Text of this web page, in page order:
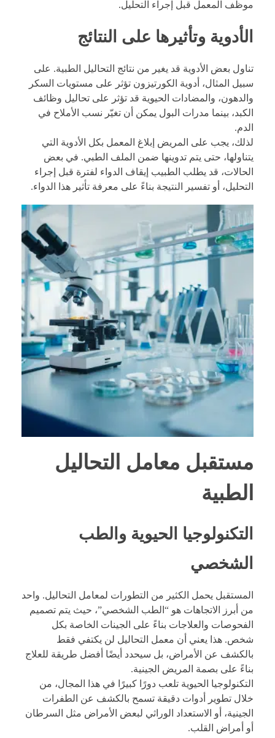
موظف المعمل قبل إجراء التحليل.
الأدوية وتأثيرها على النتائج
تناول بعض الأدوية قد يغير من نتائج التحاليل الطبية. على
سبيل المثال، أدوية الكورتيزون تؤثر على مستويات السكر
والدهون، والمضادات الحيوية قد تؤثر على تحاليل وظائف
الكبد، بينما مدرات البول يمكن أن تغيّر نسب الأملاح في
الدم.
لذلك، يجب على المريض إبلاغ المعمل بكل الأدوية التي
يتناولها، حتى يتم تدوينها ضمن الملف الطبي. في بعض
الحالات، قد يطلب الطبيب إيقاف الدواء لفترة قبل إجراء
التحليل، أو تفسير النتيجة بناءً على معرفة تأثير هذا الدواء.
مستقبل معامل التحاليل
الطبية
التكنولوجيا الحيوية والطب
الشخصي
المستقبل يحمل الكثير من التطورات لمعامل التحاليل. واحد
من أبرز الاتجاهات هو “الطب الشخصي”، حيث يتم تصميم
الفحوصات والعلاجات بناءً على الجينات الخاصة بكل
شخص. هذا يعني أن معمل التحاليل لن يكتفي فقط
بالكشف عن الأمراض، بل سيحدد أيضًا أفضل طريقة للعلاج
بناءً على بصمة المريض الجينية.
التكنولوجيا الحيوية تلعب دورًا كبيرًا في هذا المجال، من
خلال تطوير أدوات دقيقة تسمح بالكشف عن الطفرات
الجينية، أو الاستعداد الوراثي لبعض الأمراض مثل السرطان
أو أمراض القلب.